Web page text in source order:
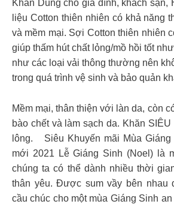
Khăn Dùng cho gia đình, khách sạn,
liệu Cotton thiên nhiên có khả năng
và mềm mại. Sợi Cotton thiên nhiên
giúp thấm hút chất lỏng/mồ hồi tốt
như các loại vải thông thường nên
trong quá trình vệ sinh và bảo quản
Mềm mại, thân thiện với làn da, còn
bào chết và làm sạch da. Khăn SIÊU
lông. Siêu Khuyến mãi Mùa Giáng
mới 2021 Lễ Giáng Sinh (Noel) là
chúng ta có thể dành nhiều thời
thân yêu. Được sum vầy bên nhau
cầu chúc cho một mùa Giáng Sinh